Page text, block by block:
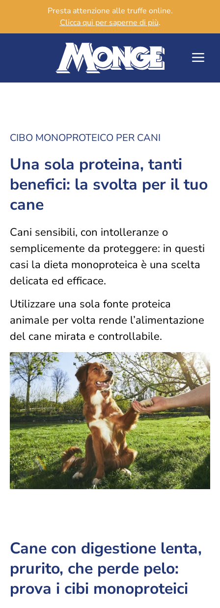
Presta attenzione alle truffe online.
Clicca qui per saperne di più.
CIBO MONOPROTEICO PER CANI
Una sola proteina, tanti
benefici: la svolta per il tuo
cane
Cani sensibili, con intolleranze o
semplicemente da proteggere: in questi
casi la dieta monoproteica è una scelta
delicata ed efficace.
Utilizzare una sola fonte proteica
animale per volta rende l’alimentazione
del cane mirata e controllabile.
Cane con digestione lenta,
prurito, che perde pelo:
prova i cibi monoproteici